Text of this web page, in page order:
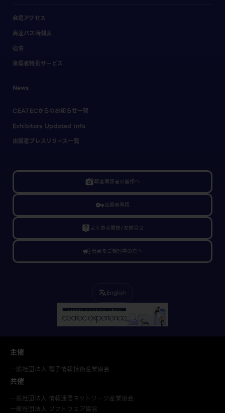
会場アクセス
高速バス時刻表
宿泊
来場者特別サービス
News
CEATECからのお知らせ一覧
Exhibitors Updated Info
出展者プレスリリース一覧
linked_camera報道関係者の皆様へ
vpn_key出展者専用
live_help よくある質問/お問合せ
campaign出展をご検討中の方へ
translateEnglish
主催
一般社団法人 電子情報技術産業協会
共催
一般社団法人 情報通信ネットワーク産業協会
一般社団法人 ソフトウェア協会